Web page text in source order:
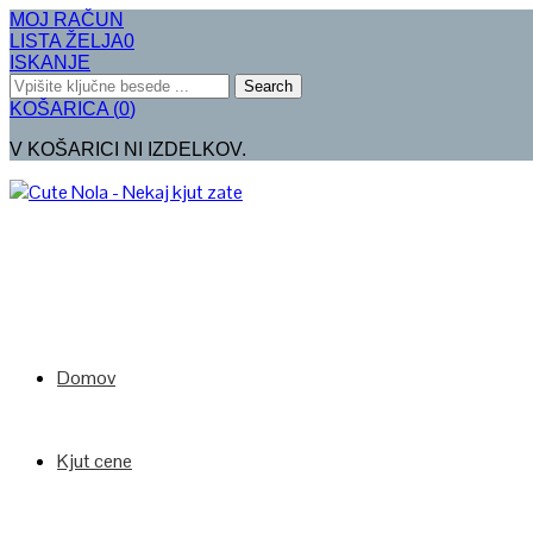
MOJ RAČUN
LISTA ŽELJA0
ISKANJE
Search
KOŠARICA (0)
V KOŠARICI NI IZDELKOV.
Domov
Kjut cene